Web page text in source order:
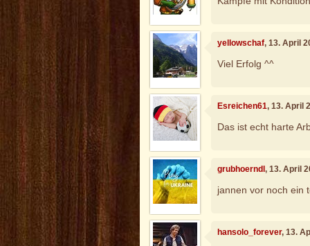
yellowschaf, 13. April
Viel Erfolg ^^
Esreichen61, 13. April
Das ist echt harte
grubhoerndl, 13. April
jannen vor noch ein
hansolo_forever, 13.